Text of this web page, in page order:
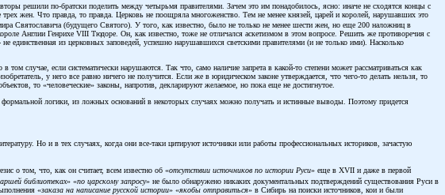
решили по-братски поделить между четырьмя правителями. Зачем это им понадобилось, ясно: иначе не сходятся концы с
жен. Что правда, то правда. Церковь не поощряла многоженство. Тем не менее князей, царей и королей, нарушавших это
Святославича (будущего Святого). У того, как известно, было не только не менее шести жен, но еще 200 наложниц в
Англии Генрихе VIII Тюдоре. Он, как известно, тоже не отличался аскетизмом в этом вопросе. Решить же противоречия с
единственная из церковных заповедей, успешно нарушавшихся светскими правителями (и не только ими). Насколько
случае, если систематически нарушаются. Так что, само наличие запрета в какой-то степени может рассматриваться как
у него все равно ничего не получится. Если же в юридическом законе утверждается, что чего-то делать нельзя, то
то «человеческие» законы, напротив, декларируют желаемое, но пока еще не достигнутое.
логики, из ложных оснований в некоторых случаях можно получать и истинные выводы. Поэтому придется
Но и в тех случаях, когда они все-таки цитируют источники или работы профессиональных историков, зачастую
о том, что, как он считает, всем известно об «отсутствии источников по истории Руси» еще в XVII и даже в первой
библиотеках» «по царскому запросу» не было обнаружено никаких документальных подтверждений существования Руси в
«заказа на написание русской истории» «якобы отправиться» в Сибирь на поиски источников, кои и были